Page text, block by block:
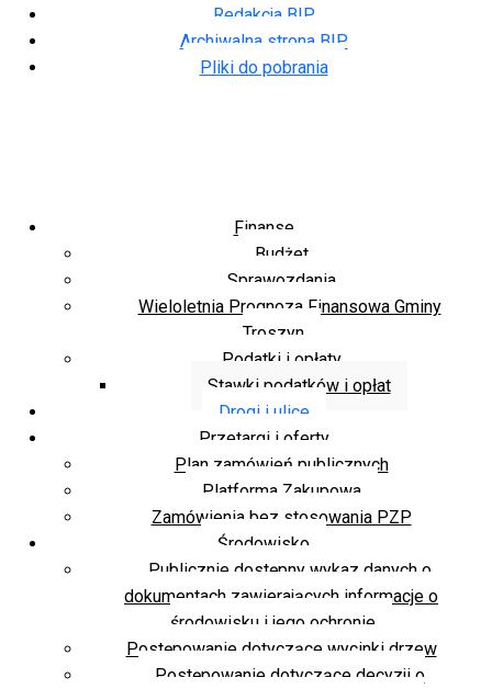
Redakcja BIP
Archiwalna strona BIP
Pliki do pobrania
Finanse
Budżet
Sprawozdania
Wieloletnia Prognoza Finansowa Gminy
Troszyn
Podatki i opłaty
Stawki podatków i opłat
Drogi i ulice
Przetargi i oferty
Plan zamówień publicznych
Platforma Zakupowa
Zamówienia bez stosowania PZP
Środowisko
Publicznie dostępny wykaz danych o
dokumentach zawierających informacje o
środowisku i jego ochronie
Postępowanie dotyczące wycinki drzew
Postępowanie dotyczące decyzji o